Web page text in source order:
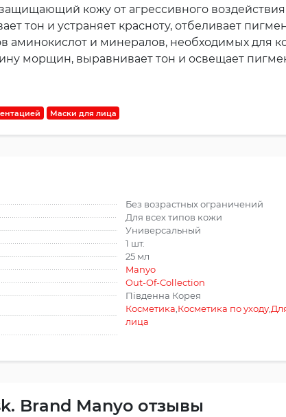
кожу от агрессивного
тон и устраняет красноту, отбеливает
аминокислот и минералов, необходимых для
морщин, выравнивает тон и освещает
Маски для лица
Без возрастных ограничений
Для всех типов кожи
Универсальный
1 шт.
25 мл
Manyo
Out-Of-Collection
Південна Корея
Косметика,Косметика по уходу,
лица
Brand Manyo отзывы